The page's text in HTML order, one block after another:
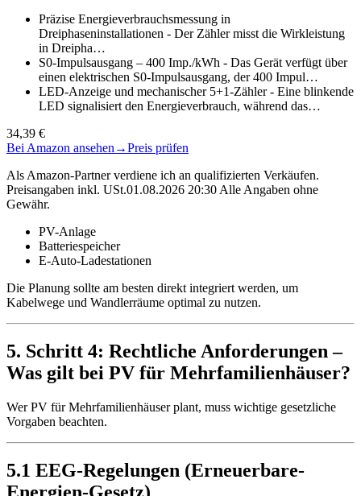
Präzise Energieverbrauchsmessung in
Dreiphaseninstallationen - Der Zähler misst die Wirkleistung
in Dreipha…
S0-Impulsausgang – 400 Imp./kWh - Das Gerät verfügt über
einen elektrischen S0-Impulsausgang, der 400 Impul…
LED-Anzeige und mechanischer 5+1-Zähler - Eine blinkende
LED signalisiert den Energieverbrauch, während das…
34,39 €
Bei Amazon ansehen →Preis prüfen
Als Amazon-Partner verdiene ich an qualifizierten Verkäufen.
Preisangaben inkl. USt.01.08.2026 20:30 Alle Angaben ohne
Gewähr.
PV-Anlage
Batteriespeicher
E-Auto-Ladestationen
Die Planung sollte am besten direkt integriert werden, um
Kabelwege und Wandlerräume optimal zu nutzen.
5. Schritt 4: Rechtliche Anforderungen –
Was gilt bei PV für Mehrfamilienhäuser?
Wer PV für Mehrfamilienhäuser plant, muss wichtige gesetzliche
Vorgaben beachten.
5.1 EEG-Regelungen (Erneuerbare-